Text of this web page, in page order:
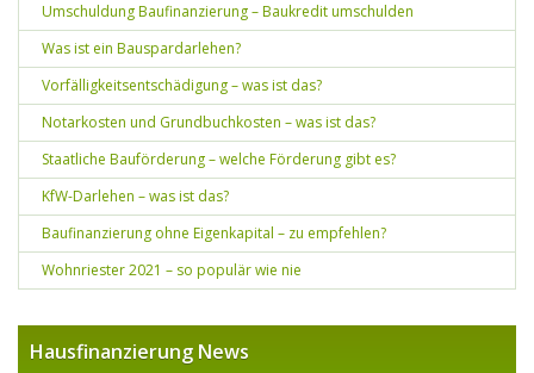
Umschuldung Baufinanzierung – Baukredit umschulden
Was ist ein Bauspardarlehen?
Vorfälligkeitsentschädigung – was ist das?
Notarkosten und Grundbuchkosten – was ist das?
Staatliche Bauförderung – welche Förderung gibt es?
KfW-Darlehen – was ist das?
Baufinanzierung ohne Eigenkapital – zu empfehlen?
Wohnriester 2021 – so populär wie nie
Hausfinanzierung News